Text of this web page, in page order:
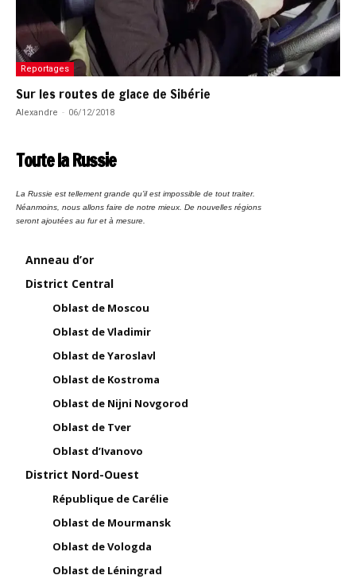
Reportages
Sur les routes de glace de Sibérie
Alexandre - 06/12/2018
Toute la Russie
La Russie est tellement grande qu’il est impossible de tout traiter.
Néanmoins, nous allons faire de notre mieux. De nouvelles régions
seront ajoutées au fur et à mesure.
Anneau d’or
District Central
Oblast de Moscou
Oblast de Vladimir
Oblast de Yaroslavl
Oblast de Kostroma
Oblast de Nijni Novgorod
Oblast de Tver
Oblast d’Ivanovo
District Nord-Ouest
République de Carélie
Oblast de Mourmansk
Oblast de Vologda
Oblast de Léningrad